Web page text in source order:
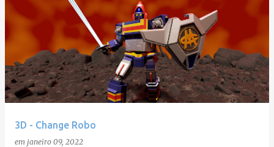
3D - Change Robo
em janeiro 09, 2022